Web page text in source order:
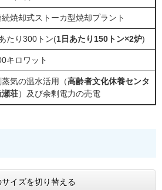
焼却式ストーカ型焼却プラント
たり300トン(1日あたり150トン×2炉)
キロワット
気の温水活用（高齢者文化休養センタ
瀬荘）及び余剰電力の売電
イズを切り替える